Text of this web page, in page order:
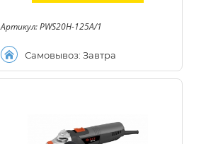
Самовывоз: Завтра
Артикул: PWS20H-125A/1